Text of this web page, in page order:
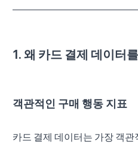
1. 왜 카드 결제 데이터
객관적인 구매 행동 지표
카드 결제 데이터는 가장 객